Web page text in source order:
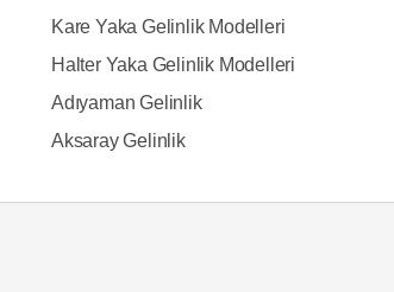
Kare Yaka Gelinlik Modelleri
Halter Yaka Gelinlik Modelleri
Adıyaman Gelinlik
Aksaray Gelinlik